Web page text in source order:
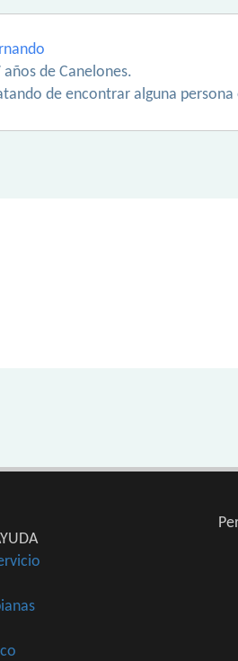
años de Canelones.
de encontrar alguna